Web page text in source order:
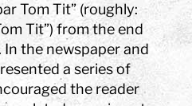
Tom Tit” (roughly:
Tit”) from the end
the newspaper and
a series of
the reader